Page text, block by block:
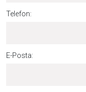
Telefon:
E-Posta: